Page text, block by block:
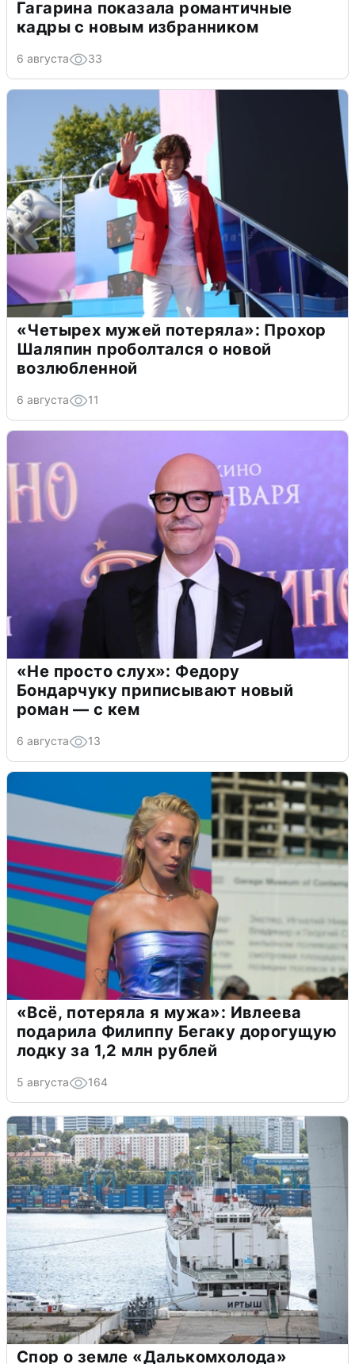
Гагарина показала романтичные
кадры с новым избранником
6 августа 33
«Четырех мужей потеряла»: Прохор
Шаляпин проболтался о новой
возлюбленной
6 августа 11
«Не просто слух»: Федору
Бондарчуку приписывают новый
роман — с кем
6 августа 13
«Всё, потеряла я мужа»: Ивлеева
подарила Филиппу Бегаку дорогущую
лодку за 1,2 млн рублей
5 августа 164
Спор о земле «Далькомхолода»